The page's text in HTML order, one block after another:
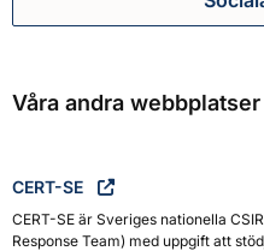
Våra andra webbplatser
CERT-SE
CERT-SE är Sveriges nationella
Response Team) med uppgift att